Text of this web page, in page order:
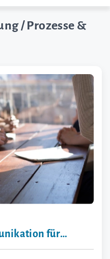
/ Prozesse &
für
und extern